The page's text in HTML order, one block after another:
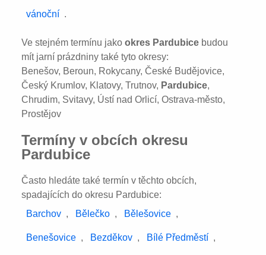
vánoční .
Ve stejném termínu jakookres Pardubice budou
mít jarní prázdniny také tyto okresy:
Benešov, Beroun, Rokycany, České Budějovice,
Český Krumlov, Klatovy, Trutnov, Pardubice,
Chrudim, Svitavy, Ústí nad Orlicí, Ostrava-město,
Prostějov
Termíny v obcích okresu
Pardubice
Často hledáte také termín v těchto obcích,
spadajících do okresu Pardubice:
Barchov , Bělečko , Bělešovice ,
Benešovice , Bezděkov , Bílé Předměstí ,